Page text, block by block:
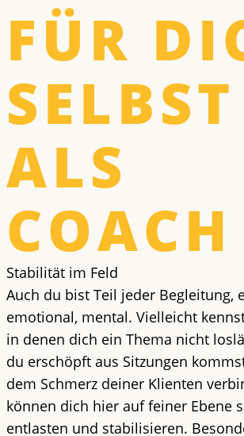
FÜR
SELBST
ALS
COACH
Stabilität im Feld
Auch du bist Teil jeder Begleitung,
emotional, mental. Vielleicht
in denen dich ein Thema nicht
du erschöpft aus Sitzungen
dem Schmerz deiner Klienten
können dich hier auf feiner Ebene
entlasten und stabilisieren.